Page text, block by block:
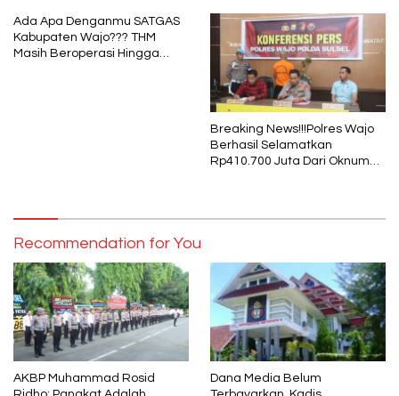
Ada Apa Denganmu SATGAS
Kabupaten Wajo??? THM
Masih Beroperasi Hingga
Breaking News!!!Polres Wajo
Berhasil Selamatkan
Rp410.700 Juta Dari Oknum
Recommendation for You
AKBP Muhammad Rosid
Dana Media Belum